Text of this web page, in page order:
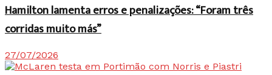
Hamilton lamenta erros e penalizações: “Foram três
corridas muito más”
27/07/2026